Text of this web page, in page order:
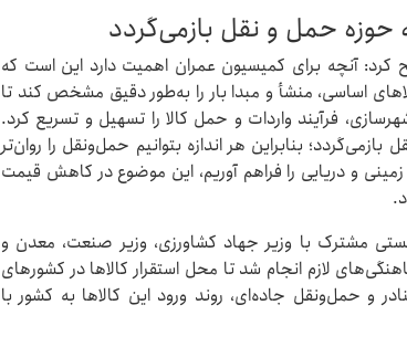
حوزه حمل و نقل بازمی‌گردد
آنچه برای کمیسیون عمران اهمیت دارد این است که
اساسی، منشأ و مبدا بار را به‌طور دقیق مشخص کند تا
فرآیند واردات و حمل کالا را تسهیل و تسریع کرد.
بنابراین هر اندازه بتوانیم حمل‌ونقل را روان‌تر
و دریایی را فراهم آوریم، این موضوع در کاهش قیمت
مشترک با وزیر جهاد کشاورزی، وزیر صنعت، معدن و
لازم انجام شد تا محل استقرار کالاها در کشورهای
حمل‌ونقل جاده‌ای، روند ورود این کالاها به کشور با